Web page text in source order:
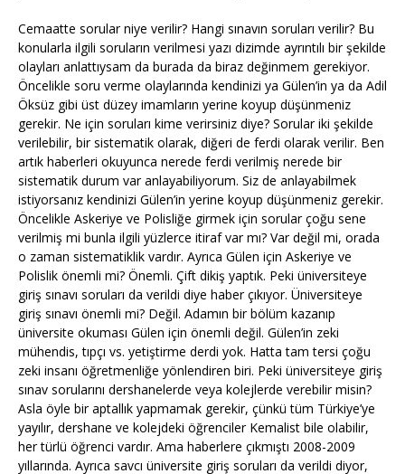
Cemaatte sorular niye verilir? Hangi sınavın soruları verilir? Bu
konularla ilgili soruların verilmesi yazı dizimde ayrıntılı bir şekilde
olayları anlattıysam da burada da biraz değinmem gerekiyor.
Öncelikle soru verme olaylarında kendinizi ya Gülen’in ya da Adil
Öksüz gibi üst düzey imamların yerine koyup düşünmeniz
gerekir. Ne için soruları kime verirsiniz diye? Sorular iki şekilde
verilebilir, bir sistematik olarak, diğeri de ferdi olarak verilir. Ben
artık haberleri okuyunca nerede ferdi verilmiş nerede bir
sistematik durum var anlayabiliyorum. Siz de anlayabilmek
istiyorsanız kendinizi Gülen’in yerine koyup düşünmeniz gerekir.
Öncelikle Askeriye ve Polisliğe girmek için sorular çoğu sene
verilmiş mi bunla ilgili yüzlerce itiraf var mı? Var değil mi, orada
o zaman sistematiklik vardır. Ayrıca Gülen için Askeriye ve
Polislik önemli mi? Önemli. Çift dikiş yaptık. Peki üniversiteye
giriş sınavı soruları da verildi diye haber çıkıyor. Üniversiteye
giriş sınavı önemli mi? Değil. Adamın bir bölüm kazanıp
üniversite okuması Gülen için önemli değil. Gülen’in zeki
mühendis, tıpçı vs. yetiştirme derdi yok. Hatta tam tersi çoğu
zeki insanı öğretmenliğe yönlendiren biri. Peki üniversiteye giriş
sınav sorularını dershanelerde veya kolejlerde verebilir misin?
Asla öyle bir aptallık yapmamak gerekir, çünkü tüm Türkiye’ye
yayılır, dershane ve kolejdeki öğrenciler Kemalist bile olabilir,
her türlü öğrenci vardır. Ama haberlere çıkmıştı 2008-2009
yıllarında. Ayrıca savcı üniversite giriş soruları da verildi diyor,